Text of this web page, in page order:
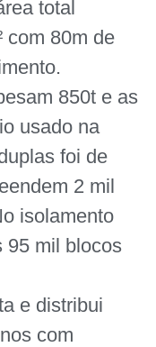
total
com 80m de
850t e as
usado na
foi de
2 mil
isolamento
95 mil blocos
e distribui
com